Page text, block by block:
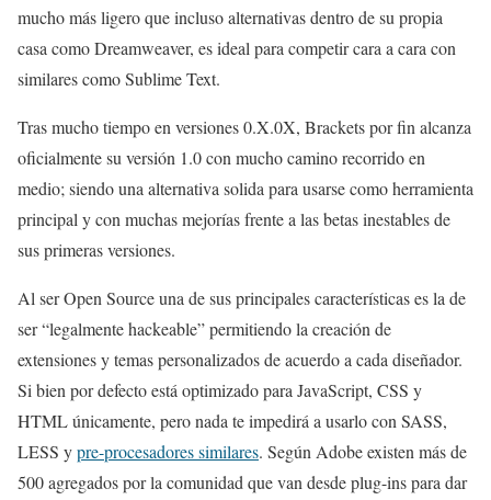
mucho más ligero que incluso alternativas dentro de su propia
casa como Dreamweaver, es ideal para competir cara a cara con
similares como Sublime Text.
Tras mucho tiempo en versiones 0.X.0X, Brackets por fin alcanza
oficialmente su versión 1.0 con mucho camino recorrido en
medio; siendo una alternativa solida para usarse como herramienta
principal y con muchas mejorías frente a las betas inestables de
sus primeras versiones.
Al ser Open Source una de sus principales características es la de
ser “legalmente hackeable” permitiendo la creación de
extensiones y temas personalizados de acuerdo a cada diseñador.
Si bien por defecto está optimizado para JavaScript, CSS y
HTML únicamente, pero nada te impedirá a usarlo con SASS,
LESS ypre-procesadores similares. Según Adobe existen más de
500 agregados por la comunidad que van desde plug-ins para dar